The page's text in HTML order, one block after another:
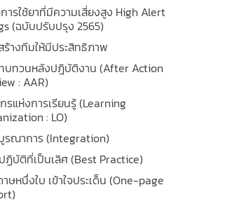
ารใช้ยาที่มีความเสี่ยงสูง High Alert
(ฉบับปรับปรุง 2565)
ร้างทีมให้มีประสิทธิภาพ
บทวนหลังปฎิบัติงาน (After Action
: AAR)
รแห่งการเรียนรู้ (Learning
: LO)
รณาการ (Integration)
ฏิบัติที่เป็นเลิศ (Best Practice)
าษหนึ่งใบ เข้าใจประเด็น (One-page